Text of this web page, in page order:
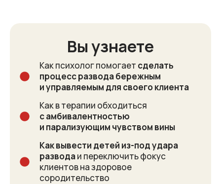
Вы узнаете
Как психолог помогает сделать
процесс развода бережным
и управляемым для своего клиента
Как в терапии обходиться
с амбивалентностью
и парализующим чувством вины
Как вывести детей из-под удара
разводаи переключить фокус
клиентов на здоровое
сородительство